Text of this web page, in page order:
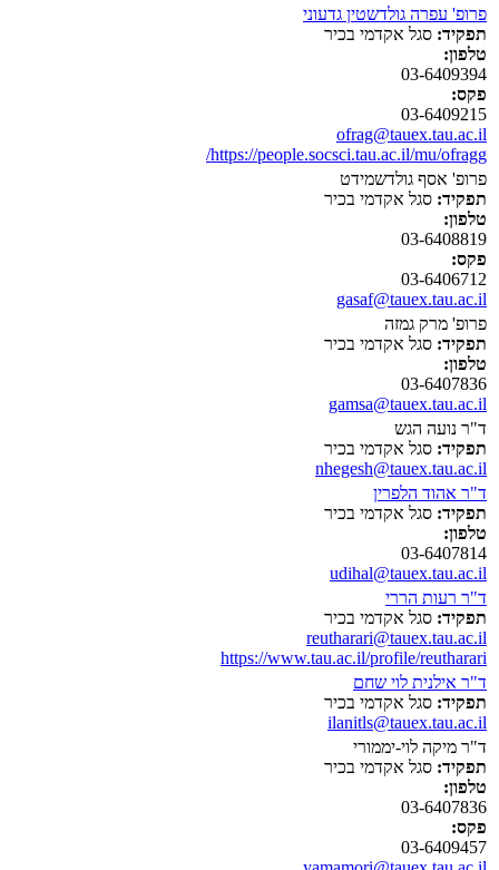
פרופ' עפרה גולדשטין גדעוני
תפקיד: סגל אקדמי בכיר
טלפון:
03-6409394
פקס:
03-6409215
ofrag@tauex.tau.ac.il
https://people.socsci.tau.ac.il/mu/ofragg/
פרופ' אסף גולדשמידט
תפקיד: סגל אקדמי בכיר
טלפון:
03-6408819
פקס:
03-6406712
gasaf@tauex.tau.ac.il
פרופ' מרק גמזה
תפקיד: סגל אקדמי בכיר
טלפון:
03-6407836
gamsa@tauex.tau.ac.il
ד"ר נועה הגש
תפקיד: סגל אקדמי בכיר
nhegesh@tauex.tau.ac.il
ד"ר אהוד הלפרין
תפקיד: סגל אקדמי בכיר
טלפון:
03-6407814
udihal@tauex.tau.ac.il
ד"ר רעות הררי
תפקיד: סגל אקדמי בכיר
reutharari@tauex.tau.ac.il
https://www.tau.ac.il/profile/reutharari
ד"ר אילנית לוי שחם
תפקיד: סגל אקדמי בכיר
ilanitls@tauex.tau.ac.il
ד"ר מיקה לוי-יממורי
תפקיד: סגל אקדמי בכיר
טלפון:
03-6407836
פקס:
03-6409457